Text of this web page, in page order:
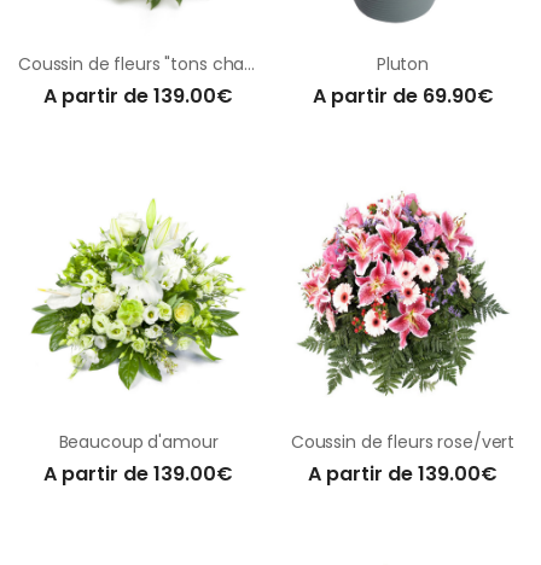
Coussin de fleurs "tons chauds"
A partir de 139.00€
Pluton
A partir de 69.90€
Beaucoup d'amour
A partir de 139.00€
Coussin de fleurs rose/vert
A partir de 139.00€